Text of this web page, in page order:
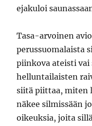
ejakuloi
Tasa-arvoinen
perussuomalaista
piinkova ateisti
helluntailaisten
siitä piittaa, miten
näkee silmissään
oikeuksia, joita